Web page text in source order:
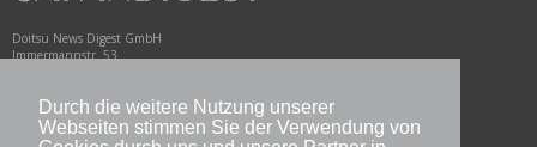
Durch die weitere Nutzung unserer
Webseiten stimmen Sie der Verwendung von
Doitsu News Digest GmbH
Immermannstr. 53
www.newsdigest.de
info@japandigest.de